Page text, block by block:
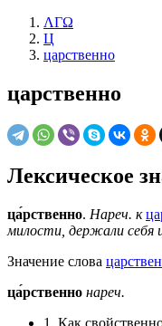
ΛΓΩ
Ц
царственно
царственно
Лексическое
ца́рственно. Нареч. к
милости, держали себя
Значение слова
ца́рственно нареч.
1. Как